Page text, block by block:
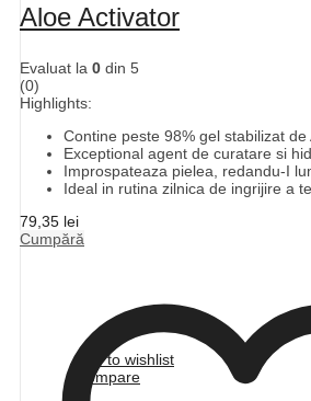
Add to wishlist
Compare
Aloe Activator
Evaluat la 0 din 5
(0)
Highlights:
Contine peste 98% gel stabilizat de
Exceptional agent de curatare si
Improspateaza pielea, redandu-I
Ideal in rutina zilnica de ingrijire a
79,35 lei
Cumpără